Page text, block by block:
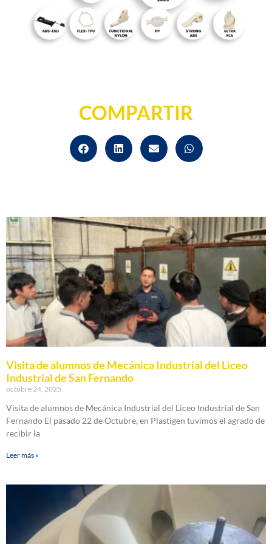
COMPARTIR
Visita de alumnos de Mecánica Industrial del Liceo
Industrial de San Fernando
octubre 24, 2025
Visita de alumnos de Mecánica Industrial del Liceo Industrial de San
Fernando El pasado 22 de Octubre, en Plastigen tuvimos el agrado de
recibir la
Leer más »